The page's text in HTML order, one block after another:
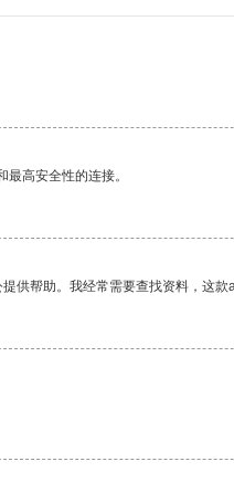
高安全性的连接。
供帮助。我经常需要查找资料，这